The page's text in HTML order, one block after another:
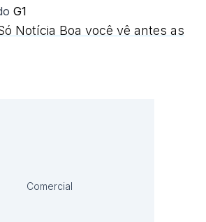
G1
Notícia Boa você vê antes as
Comercial